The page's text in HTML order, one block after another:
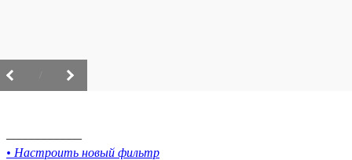
• Настроить новый фильтр